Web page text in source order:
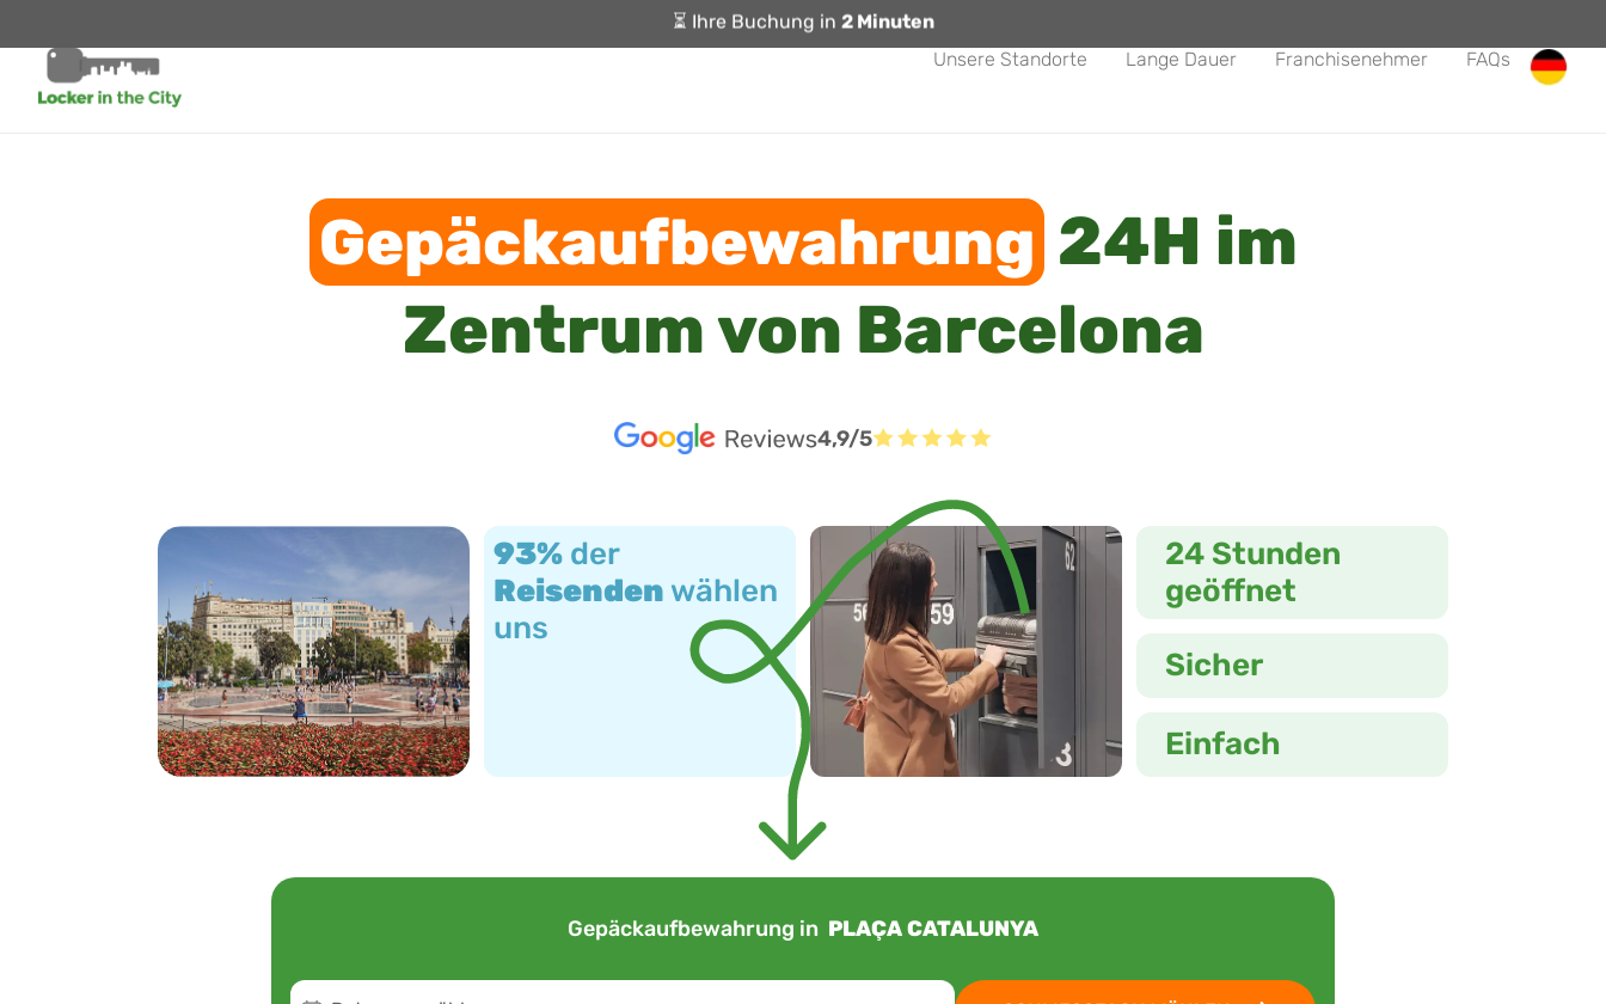
⏳ Ihre Buchung in 2 Minuten
Unsere Standorte
Lange Dauer Franchisenehmer FAQs
Gepäckaufbewahrung24H im
Zentrum von Barcelona
4,9/5
93% der
Reisenden wählen
uns
Sicher
Einfach
24 Stunden
geöffnet
Gepäckaufbewahrung in PLAÇA CATALUNYA